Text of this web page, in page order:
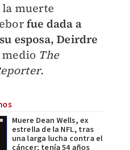
muerte
fue dada a
su esposa, Deirdre
medio The
.
Muere Dean Wells, ex
estrella de la NFL, tras
una larga lucha contra el
cáncer; tenía 54 años